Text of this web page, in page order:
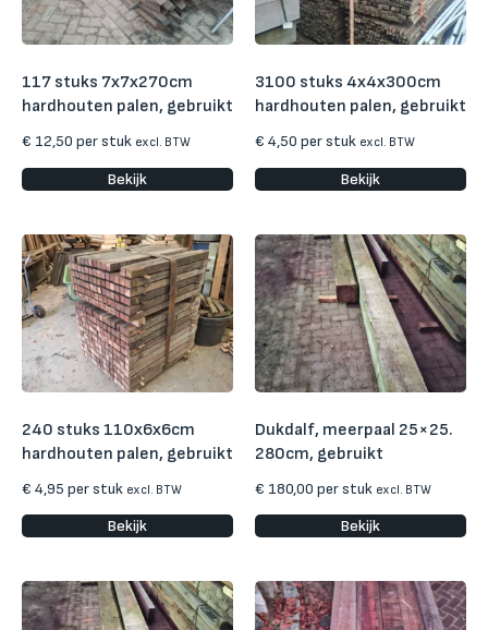
117 stuks 7x7x270cm
hardhouten palen, gebruikt
€ 12,50 per stuk excl. BTW
Bekijk
3100 stuks 4x4x300cm
hardhouten palen, gebruikt
€ 4,50 per stuk excl. BTW
Bekijk
240 stuks 110x6x6cm
hardhouten palen, gebruikt
€ 4,95 per stuk excl. BTW
Bekijk
Dukdalf, meerpaal 25×25.
280cm, gebruikt
€ 180,00 per stuk excl. BTW
Bekijk